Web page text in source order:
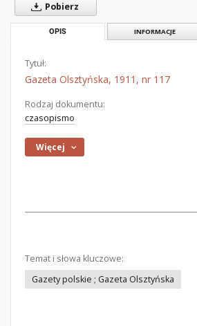
Pobierz
OPIS INFORMACJE
Tytuł:
Gazeta Olsztyńska, 1911, nr 117
Rodzaj dokumentu:
czasopismo
Więcej
Temat i słowa kluczowe:
Gazety polskie ; Gazeta Olsztyńska